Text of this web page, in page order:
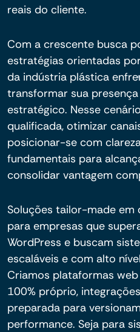
reais do cliente.
Com a crescente busca
estratégias orientadas
da indústria plástica
transformar sua
estratégico. Nesse
qualificada, otimizar
posicionar-se com
fundamentais para
consolidar vantagem
Soluções tailor-made em
para empresas que
WordPress e buscam
escaláveis e com alto
Criamos plataformas
100% próprio,
preparada para
performance. Seja para